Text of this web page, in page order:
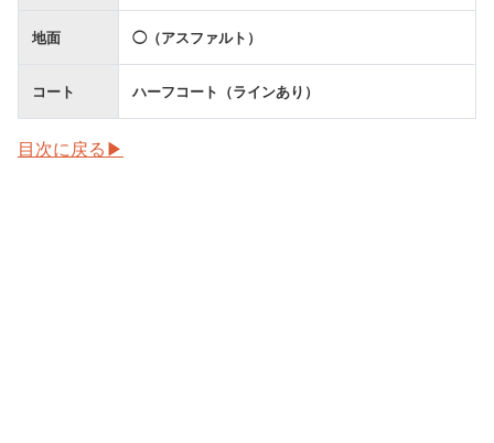
地面 ◯（アスファルト）
コート ハーフコート（ラインあり）
目次に戻る▶